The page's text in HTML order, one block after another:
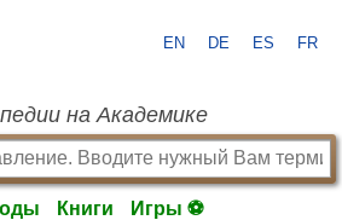
EN DE ES FR
на Академике
Книги Игры ⚽